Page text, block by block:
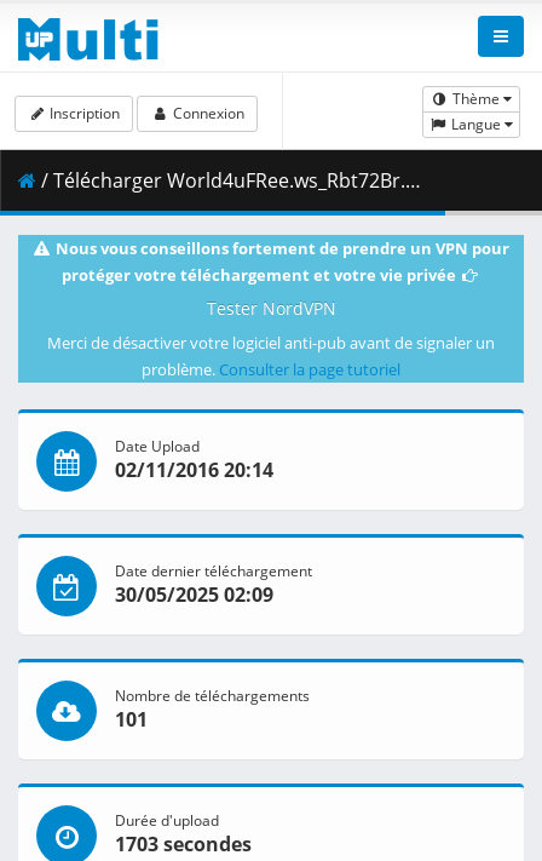
Thème
Langue
Inscription Connexion
/ Télécharger World4uFRee.ws_Rbt72Br.mkv.006 ( 199.00 MB )
Nous vous conseillons fortement de prendre un VPN pour
protéger votre téléchargement et votre vie privée
Tester NordVPN
Merci de désactiver votre logiciel anti-pub avant de signaler un
problème. Consulter la page tutoriel
Date Upload
02/11/2016 20:14
Date dernier téléchargement
30/05/2025 02:09
Nombre de téléchargements
101
Durée d'upload
1703 secondes